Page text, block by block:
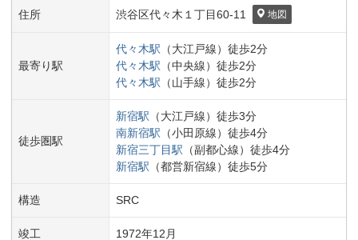
住所 渋谷区代々木１丁目60-11 地図
最寄り駅
代々木駅 （大江戸線） 徒歩2分
代々木駅 （中央線） 徒歩2分
代々木駅 （山手線） 徒歩2分
徒歩圏駅
新宿駅 （大江戸線） 徒歩3分
南新宿駅 （小田原線） 徒歩4分
新宿三丁目駅 （副都心線） 徒歩4分
新宿駅 （都営新宿線） 徒歩5分
構造 SRC
竣工 1972年12 月